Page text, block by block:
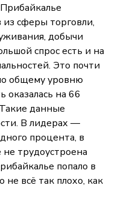
сферы торговли,
добычи
спрос есть и на
Это почти
общему уровню
оказалась на 66
данные
В лидерах —
процента, в
трудоустроена
попало в
всё так плохо, как